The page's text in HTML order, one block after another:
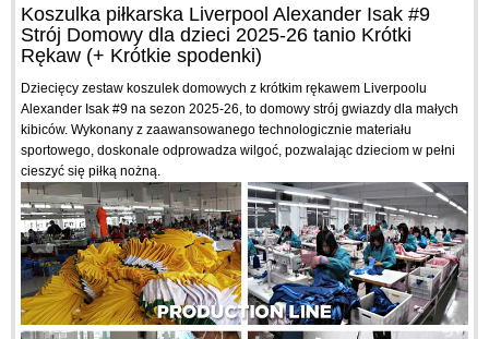
Koszulka piłkarska Liverpool Alexander Isak #9
Strój Domowy dla dzieci 2025-26 tanio Krótki
Rękaw (+ Krótkie spodenki)
Dziecięcy zestaw koszulek domowych z krótkim rękawem Liverpoolu
Alexander Isak #9 na sezon 2025-26, to domowy strój gwiazdy dla małych
kibiców. Wykonany z zaawansowanego technologicznie materiału
sportowego, doskonale odprowadza wilgoć, pozwalając dzieciom w pełni
cieszyć się piłką nożną.